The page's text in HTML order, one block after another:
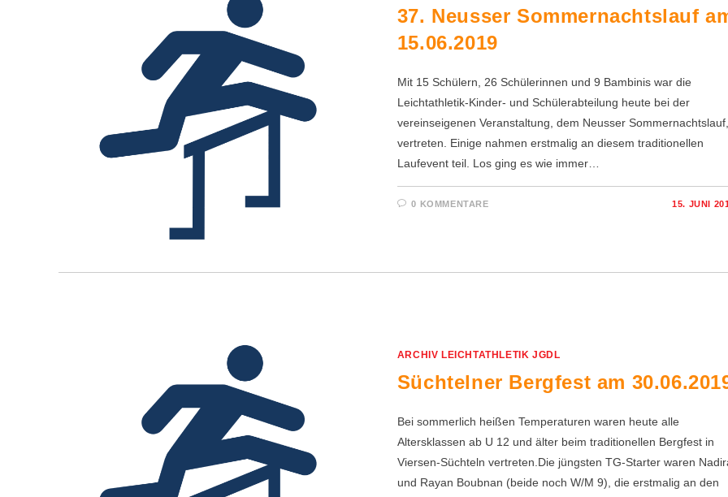
37. Neusser Sommernachtslauf
15.06.2019
Mit 15 Schülern, 26 Schülerinnen und 9 Bambinis war die
Leichtathletik-Kinder- und Schülerabteilung heute bei der
vereinseigenen Veranstaltung, dem Neusser Sommernachtslauf,
vertreten. Einige nahmen erstmalig an diesem traditionellen
Laufevent teil. Los ging es wie immer…
0 KOMMENTARE 15. JUNI
ARCHIV LEICHTATHLETIK JGDL
Süchtelner Bergfest am
Bei sommerlich heißen Temperaturen waren heute alle
Altersklassen ab U 12 und älter beim traditionellen Bergfest in
Viersen-Süchteln vertreten.Die jüngsten TG-Starter waren
und Rayan Boubnan (beide noch W/M 9), die erstmalig an den